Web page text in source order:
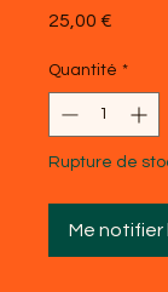
25,00 €
Quantité *
Rupture de
Me notifier